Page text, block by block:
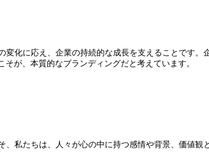
化に応え、企業の持続的な成長を支えることです。
が、本質的なブランディングだと考えています。
私たちは、人々が心の中に持つ感情や背景、価値観